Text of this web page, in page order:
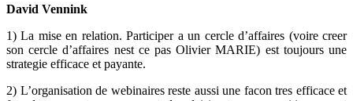
David Vennink
1) La mise en relation. Participer a un cercle d’affaires (voire creer
son cercle d’affaires nest ce pasOlivier MARIE) est toujours une
strategie efficace et payante.
2) L’organisation de webinaires reste aussi une facon tres efficace et